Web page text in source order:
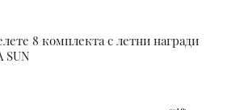
8 комплекта с летни награди
SUN